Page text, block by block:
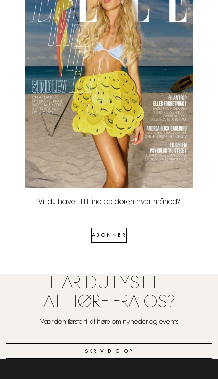
Vil du have ELLE ind ad døren hver måned?
ABONNER
HAR DU LYST TIL
AT HØRE FRA OS?
Vær den første til at høre om nyheder og events
SKRIV DIG OP